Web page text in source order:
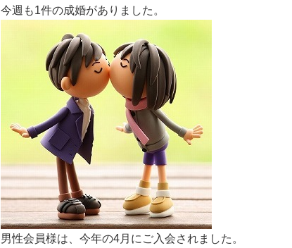
今週も1件の成婚がありました。
男性会員様は、今年の4月にご入会されました。